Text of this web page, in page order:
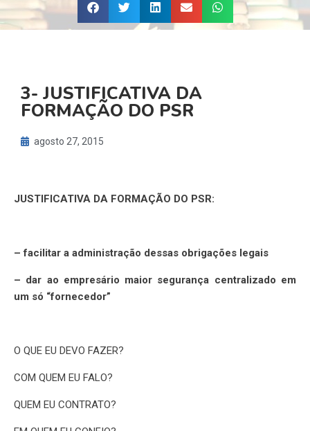
3- JUSTIFICATIVA DA
FORMAÇÃO DO PSR
agosto 27, 2015
JUSTIFICATIVA DA FORMAÇÃO DO PSR:
– facilitar a administração dessas obrigações legais
– dar ao empresário maior segurança centralizado em
um só “fornecedor”
O QUE EU DEVO FAZER?
COM QUEM EU FALO?
QUEM EU CONTRATO?